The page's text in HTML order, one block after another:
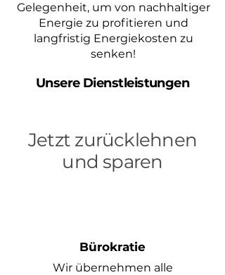
Gelegenheit, um von nachhaltiger
Energie zu profitieren und
langfristig Energiekosten zu
senken!
Unsere Dienstleistungen
Jetzt zurücklehnen
und sparen
Bürokratie
Wir übernehmen alle